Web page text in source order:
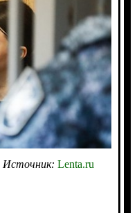
Источник: Lenta.ru